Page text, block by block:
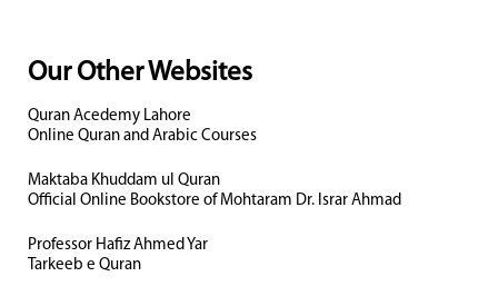
Our Other Websites
Quran Acedemy Lahore
Online Quran and Arabic Courses
Maktaba Khuddam ul Quran
Official Online Bookstore of Mohtaram Dr. Israr Ahmad
Professor Hafiz Ahmed Yar
Tarkeeb e Quran